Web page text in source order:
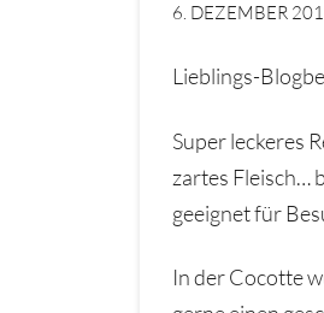
6. DEZEMBER
Lieblings-
Super leckeres
zartes Fleisch…
geeignet für
In der Cocotte